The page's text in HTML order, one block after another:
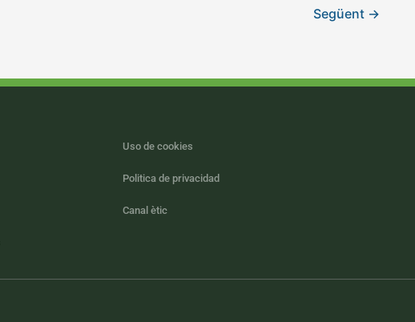
Següent →
Uso de cookies
Politica de privacidad
Canal ètic